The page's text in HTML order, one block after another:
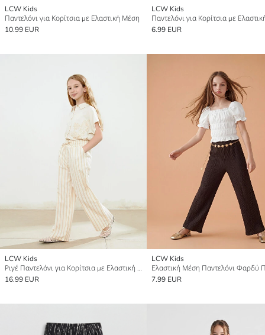
LCW Kids
Παντελόνι για Κορίτσια με Ελαστική Μέση
10.99 EUR
LCW Kids
Παντελόνι για Κορίτσια με
6.99 EUR
LCW Kids
Ριγέ Παντελόνι για Κορίτσια με Ελαστική Μέση
16.99 EUR
LCW Kids
7.99 EUR